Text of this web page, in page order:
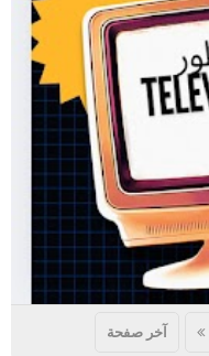
آخر صفحة